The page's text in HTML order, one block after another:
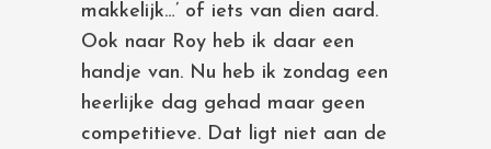
makkelijk…’ of iets van dien aard.
Ook naar Roy heb ik daar een
handje van. Nu heb ik zondag een
heerlijke dag gehad maar geen
competitieve. Dat ligt niet aan de